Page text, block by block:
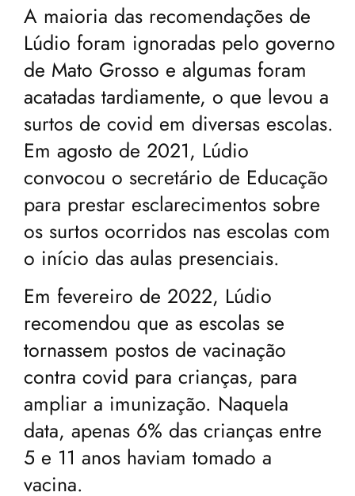
A maioria das recomendações de
Lúdio foram ignoradas pelo governo
de Mato Grosso e algumas foram
acatadas tardiamente, o que levou a
surtos de covid em diversas escolas.
Em agosto de 2021, Lúdio
convocou o secretário de Educação
para prestar esclarecimentos sobre
os surtos ocorridos nas escolas com
o início das aulas presenciais.
Em fevereiro de 2022, Lúdio
recomendou que as escolas se
tornassem postos de vacinação
contra covid para crianças, para
ampliar a imunização. Naquela
data, apenas 6% das crianças entre
5 e 11 anos haviam tomado a
vacina.